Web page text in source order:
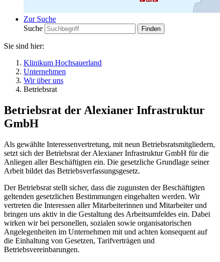
Zur Suche
Suche
Sie sind hier:
Klinikum Hochsauerland
Unternehmen
Wir über uns
Betriebsrat
Betriebsrat der Alexianer Infrastruktur
GmbH
Als gewählte Interessenvertretung, mit neun Betriebsratsmitgliedern,
setzt sich der Betriebsrat der Alexianer Infrastruktur GmbH für die
Anliegen aller Beschäftigten ein. Die gesetzliche Grundlage seiner
Arbeit bildet das Betriebsverfassungsgesetz.
Der Betriebsrat stellt sicher, dass die zugunsten der Beschäftigten
geltenden gesetzlichen Bestimmungen eingehalten werden. Wir
vertreten die Interessen aller Mitarbeiterinnen und Mitarbeiter und
bringen uns aktiv in die Gestaltung des Arbeitsumfeldes ein. Dabei
wirken wir bei personellen, sozialen sowie organisatorischen
Angelegenheiten im Unternehmen mit und achten konsequent auf
die Einhaltung von Gesetzen, Tarifverträgen und
Betriebsvereinbarungen.